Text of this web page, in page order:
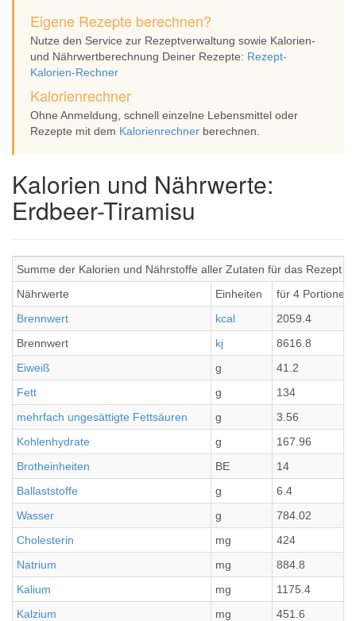
Eigene Rezepte berechnen?
Nutze den Service zur Rezeptverwaltung sowie Kalorien-
und Nährwertberechnung Deiner Rezepte: Rezept-
Kalorien-Rechner
Kalorienrechner
Ohne Anmeldung, schnell einzelne Lebensmittel oder
Rezepte mit dem Kalorienrechner berechnen.
Kalorien und Nährwerte:
Erdbeer-Tiramisu
Summe der Kalorien und Nährstoffe aller Zutaten für das Rezept
Nährwerte
Einheiten
für 4 Portionen
Brennwert
kcal
2059.4
Brennwert
kj
8616.8
Eiweiß
g
41.2
Fett
g
134
mehrfach ungesättigte Fettsäuren
g
3.56
Kohlenhydrate
g
167.96
Brotheinheiten
BE
14
Ballaststoffe
g
6.4
Wasser
g
784.02
Cholesterin
mg
424
Natrium
mg
884.8
Kalium
mg
1175.4
Kalzium
mg
451.6